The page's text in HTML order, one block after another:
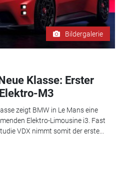
Bildergalerie
Klasse: Erster
M3
zeigt BMW in Le Mans eine
Elektro-Limousine i3. Fast
VDX nimmt somit der erste...